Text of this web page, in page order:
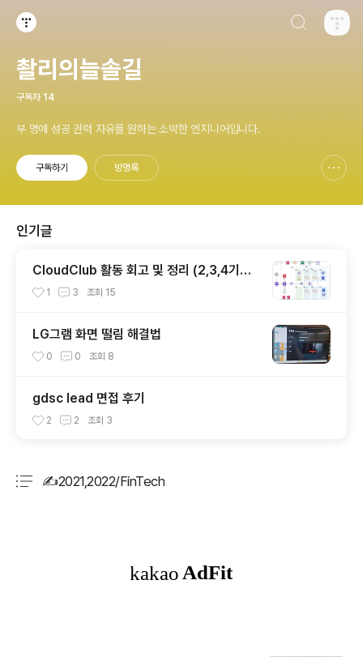
촬리의늘솔길
구독자 14
부 명예 성공 권력 자유를 원하는 소박한 엔지니어입니다.
구독하기 방명록
인기글
CloudClub 활동 회고 및 정리 (2,3,4기를
마치며..)
1 3 조회 15
LG그램 화면 떨림 해결법
0 0 조회 8
gdsc lead 면접 후기
2 2 조회 3
✍2021,2022/FinTech